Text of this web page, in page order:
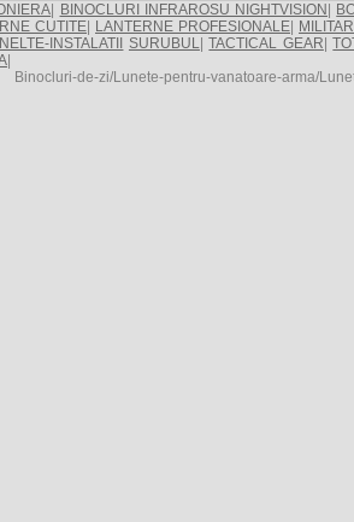
BINOCLURI INFRAROSU NIGHTVISION
CUTITE LANTERNE PROFESIONALE
INSTALATII SURUBUL|TACTICAL GEAR |
Binocluri-de-zi/Lunete-pentru-vanatoare-arma/